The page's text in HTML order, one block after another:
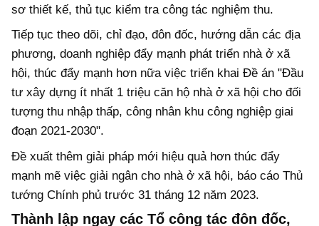
sơ thiết kế, thủ tục kiểm tra công tác nghiệm thu.
Tiếp tục theo dõi, chỉ đạo, đôn đốc, hướng dẫn các địa
phương, doanh nghiệp đẩy mạnh phát triển nhà ở xã
hội, thúc đẩy mạnh hơn nữa việc triển khai Đề án "Đầu
tư xây dựng ít nhất 1 triệu căn hộ nhà ở xã hội cho đối
tượng thu nhập thấp, công nhân khu công nghiệp giai
đoạn 2021-2030".
Đề xuất thêm giải pháp mới hiệu quả hơn thúc đẩy
mạnh mẽ việc giải ngân cho nhà ở xã hội, báo cáo Thủ
tướng Chính phủ trước 31 tháng 12 năm 2023.
Thành lập ngay các Tổ công tác đôn đốc,